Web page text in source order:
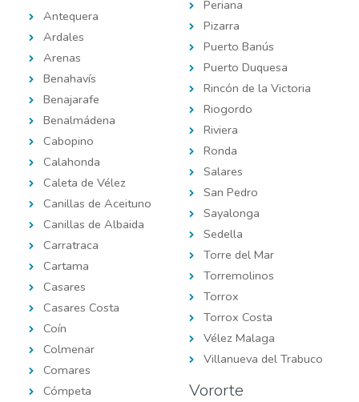
Antequera
Ardales
Arenas
Benahavís
Benajarafe
Benalmádena
Cabopino
Calahonda
Caleta de Vélez
Canillas de Aceituno
Canillas de Albaida
Carratraca
Cartama
Casares
Casares Costa
Coín
Colmenar
Comares
Cómpeta
Periana
Pizarra
Puerto Banús
Puerto Duquesa
Rincón de la Victoria
Riogordo
Riviera
Ronda
Salares
San Pedro
Sayalonga
Sedella
Torre del Mar
Torremolinos
Torrox
Torrox Costa
Vélez Malaga
Villanueva del Trabuco
Vororte